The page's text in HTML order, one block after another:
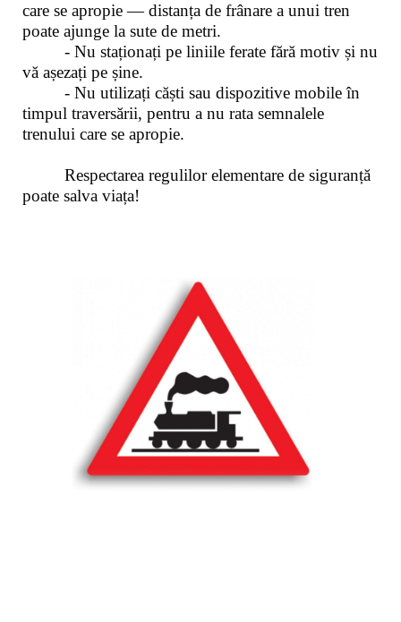
care se apropie — distanța de frânare a unui tren
poate ajunge la sute de metri.
- Nu staționați pe liniile ferate fără motiv și nu
vă așezați pe șine.
- Nu utilizați căști sau dispozitive mobile în
timpul traversării, pentru a nu rata semnalele
trenului care se apropie.
Respectarea regulilor elementare de siguranță
poate salva viața!